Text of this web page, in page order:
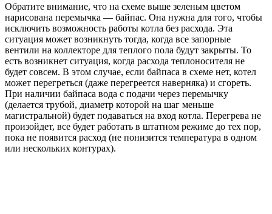
Обратите внимание, что на схеме выше зеленым цветом
нарисована перемычка — байпас. Она нужна для того, чтобы
исключить возможность работы котла без расхода. Эта
ситуация может возникнуть тогда, когда все запорные
вентили на коллекторе для теплого пола будут закрыты. То
есть возникнет ситуация, когда расхода теплоносителя не
будет совсем. В этом случае, если байпаса в схеме нет, котел
может перегреться (даже перегреется наверняка) и сгореть.
При наличии байпаса вода с подачи через перемычку
(делается трубой, диаметр которой на шаг меньше
магистральной) будет подаваться на вход котла. Перегрева не
произойдет, все будет работать в штатном режиме до тех пор,
пока не появится расход (не понизится температура в одном
или нескольких контурах).